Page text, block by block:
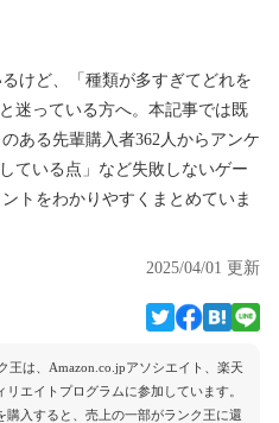
けど、「種類が多すぎてどれを
迷っている方へ。本記事では既
ある先輩購入者362人からアンケ
ている点」など失敗しないゲー
トをわかりやすくまとめていま
2025/04/01 更新
王は、Amazon.co.jpアソシエイト、楽天
エイトプログラムに参加しています。
入すると、売上の一部がランク王に還